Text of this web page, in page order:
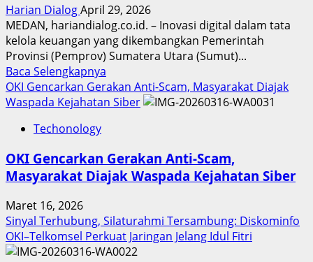
Harian DialogApril 29, 2026
MEDAN, hariandialog.co.id. – Inovasi digital dalam tata
kelola keuangan yang dikembangkan Pemerintah
Provinsi (Pemprov) Sumatera Utara (Sumut)...
Baca Selengkapnya
more
about
Sumut
Berbuah
Penghargaan
Nasional
OKI Gencarkan Gerakan Anti-Scam, Masyarakat Diajak
Waspada Kejahatan Siber
Techonology
OKI Gencarkan Gerakan Anti-Scam,
Masyarakat Diajak Waspada Kejahatan Siber
Maret 16, 2026
Sinyal Terhubung, Silaturahmi Tersambung: Diskominfo
OKI–Telkomsel Perkuat Jaringan Jelang Idul Fitri